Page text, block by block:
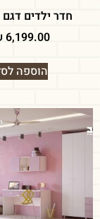
חדר ילדים דגם
6,199.00
הוספה